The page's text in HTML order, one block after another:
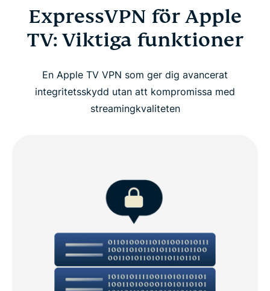
ExpressVPN för Apple
TV: Viktiga funktioner
En Apple TV VPN som ger dig avancerat
integritetsskydd utan att kompromissa med
streamingkvaliteten